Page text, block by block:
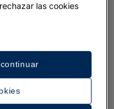
las cookies